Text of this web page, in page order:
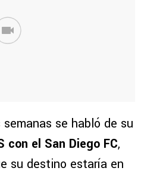
se habló de su
con el San Diego FC,
su destino estaría en